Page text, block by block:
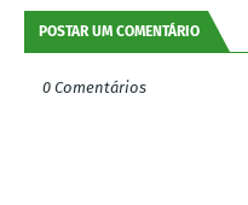
POSTAR UM COMENTÁRIO
0 Comentários